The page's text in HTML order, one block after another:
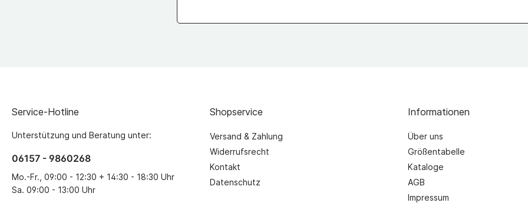
Service-Hotline
Unterstützung und Beratung unter:
06157 - 9860268
Mo.-Fr., 09:00 - 12:30 + 14:30 - 18:30 Uhr
Sa. 09:00 - 13:00 Uhr
Shopservice
Versand & Zahlung
Widerrufsrecht
Kontakt
Datenschutz
Informationen
Über uns
Größentabelle
Kataloge
AGB
Impressum